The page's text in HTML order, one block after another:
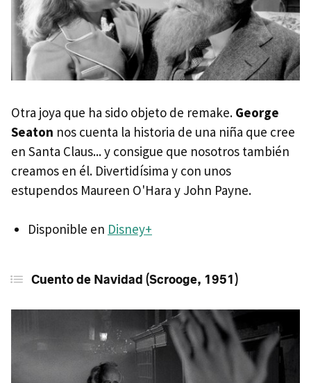
Otra joya que ha sido objeto de remake. George
Seaton nos cuenta la historia de una niña que cree
en Santa Claus... y consigue que nosotros también
creamos en él. Divertidísima y con unos
estupendos Maureen O'Hara y John Payne.
Disponible en Disney+
Cuento de Navidad (Scrooge, 1951)